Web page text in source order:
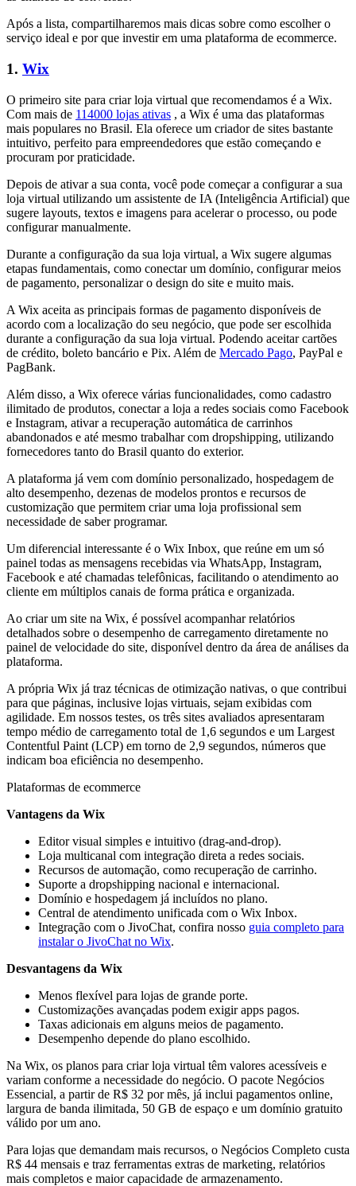
Após a lista, compartilharemos mais dicas sobre como escolher o
serviço ideal e por que investir em uma plataforma de ecommerce.
1. Wix
O primeiro site para criar loja virtual que recomendamos é a Wix.
Com mais de 114000 lojas ativas , a Wix é uma das plataformas
mais populares no Brasil. Ela oferece um criador de sites bastante
intuitivo, perfeito para empreendedores que estão começando e
procuram por praticidade.
Depois de ativar a sua conta, você pode começar a configurar a sua
loja virtual utilizando um assistente de IA (Inteligência Artificial) que
sugere layouts, textos e imagens para acelerar o processo, ou pode
configurar manualmente.
Durante a configuração da sua loja virtual, a Wix sugere algumas
etapas fundamentais, como conectar um domínio, configurar meios
de pagamento, personalizar o design do site e muito mais.
A Wix aceita as principais formas de pagamento disponíveis de
acordo com a localização do seu negócio, que pode ser escolhida
durante a configuração da sua loja virtual. Podendo aceitar cartões
de crédito, boleto bancário e Pix. Além de Mercado Pago, PayPal e
PagBank.
Além disso, a Wix oferece várias funcionalidades, como cadastro
ilimitado de produtos, conectar a loja a redes sociais como Facebook
e Instagram, ativar a recuperação automática de carrinhos
abandonados e até mesmo trabalhar com dropshipping, utilizando
fornecedores tanto do Brasil quanto do exterior.
A plataforma já vem com domínio personalizado, hospedagem de
alto desempenho, dezenas de modelos prontos e recursos de
customização que permitem criar uma loja profissional sem
necessidade de saber programar.
Um diferencial interessante é o Wix Inbox, que reúne em um só
painel todas as mensagens recebidas via WhatsApp, Instagram,
Facebook e até chamadas telefônicas, facilitando o atendimento ao
cliente em múltiplos canais de forma prática e organizada.
Ao criar um site na Wix, é possível acompanhar relatórios
detalhados sobre o desempenho de carregamento diretamente no
painel de velocidade do site, disponível dentro da área de análises da
plataforma.
A própria Wix já traz técnicas de otimização nativas, o que contribui
para que páginas, inclusive lojas virtuais, sejam exibidas com
agilidade. Em nossos testes, os três sites avaliados apresentaram
tempo médio de carregamento total de 1,6 segundos e um Largest
Contentful Paint (LCP) em torno de 2,9 segundos, números que
indicam boa eficiência no desempenho.
Plataformas de ecommerce
Vantagens da Wix
Editor visual simples e intuitivo (drag-and-drop).
Loja multicanal com integração direta a redes sociais.
Recursos de automação, como recuperação de carrinho.
Suporte a dropshipping nacional e internacional.
Domínio e hospedagem já incluídos no plano.
Central de atendimento unificada com o Wix Inbox.
Integração com o JivoChat, confira nosso guia completo para
instalar o JivoChat no Wix.
Desvantagens da Wix
Menos flexível para lojas de grande porte.
Customizações avançadas podem exigir apps pagos.
Taxas adicionais em alguns meios de pagamento.
Desempenho depende do plano escolhido.
Na Wix, os planos para criar loja virtual têm valores acessíveis e
variam conforme a necessidade do negócio. O pacote Negócios
Essencial, a partir de R$ 32 por mês, já inclui pagamentos online,
largura de banda ilimitada, 50 GB de espaço e um domínio gratuito
válido por um ano.
Para lojas que demandam mais recursos, o Negócios Completo custa
R$ 44 mensais e traz ferramentas extras de marketing, relatórios
mais completos e maior capacidade de armazenamento.